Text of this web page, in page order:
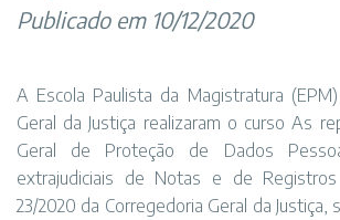
Publicado em 10/12/2020
A Escola Paulista da Magistratura
Geral da Justiça realizaram o curso As
Geral de Proteção de Dados
extrajudiciais de Notas e de
23/2020 da Corregedoria Geral da Justiça,